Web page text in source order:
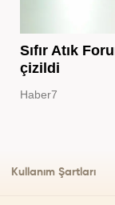
Sıfır Atık
çizildi
Haber7
Kullanım Şartları